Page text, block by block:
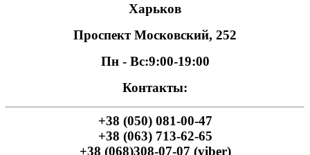
Харьков
Проспект Московский, 252
Пн - Вс:9:00-19:00
Контакты:
+38 (050) 081-00-47
+38 (063) 713-62-65
+38 (068)308-07-07 (viber)